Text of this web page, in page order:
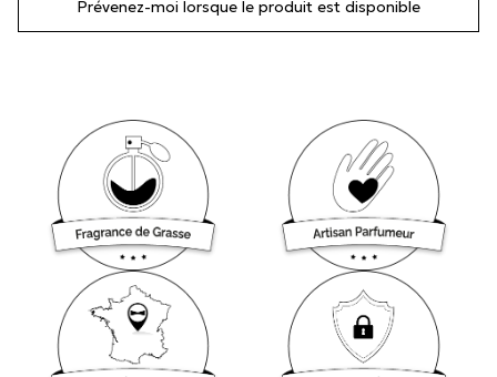
Prévenez-moi lorsque le produit est disponible